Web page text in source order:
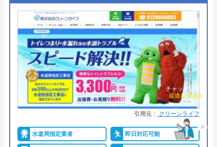
水110番のクチコミ on
4.2（838件のクチコミ）
※クチコミの内容について
マイ箸毎日外食ボーイ
●支払い方法
現金、クレジットカード、銀行振
込
●累計実績 ―
●保証・保険 無料保証あり
詳細は公式HPでご確認ください
ミズラックがおすすめの理由
ミズラックは全国の水道トラブルに対応している水
道修理業者です。
引用元： クリーンライフ
水道局指定業者 即日対応可能 ×
チャット診断で
最適な業者を
ご提案